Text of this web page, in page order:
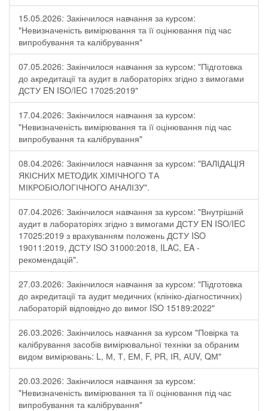
15.05.2026: Закінчилося навчання за курсом:
"Невизначеність вимірювання та її оцінювання під час
випробування та калібрування"
07.05.2026: Закінчилося навчання за курсом: "Підготовка
до акредитації та аудит в лабораторіях згідно з вимогами
ДСТУ EN ISO/IEC 17025:2019"
17.04.2026: Закінчилося навчання за курсом:
"Невизначеність вимірювання та її оцінювання під час
випробування та калібрування"
08.04.2026: Закінчилося навчання за курсом: "ВАЛІДАЦІЯ
ЯКІСНИХ МЕТОДИК ХІМІЧНОГО ТА
МІКРОБІОЛОГІЧНОГО АНАЛІЗУ".
07.04.2026: Закінчилося навчання за курсом: "Внутрішній
аудит в лабораторіях згідно з вимогами ДСТУ EN ISO/IEC
17025:2019 з врахуванням положень ДСТУ ISO
19011:2019, ДСТУ ISO 31000:2018, ILAC, EA -
рекомендацій".
27.03.2026: Закінчилося навчання за курсом: "Підготовка
до акредитації та аудит медичних (клініко-діагностичних)
лабораторій відповідно до вимог ISO 15189:2022"
26.03.2026: Закінчилось навчання за курсом "Повірка та
калібрування засобів вимірювальної техніки за обраним
видом вимірювань: L, М, Т, ЕМ, F, РR, ІR, АUV, QМ"
20.03.2026: Закінчилося навчання за курсом:
"Невизначеність вимірювання та її оцінювання під час
випробування та калібрування"